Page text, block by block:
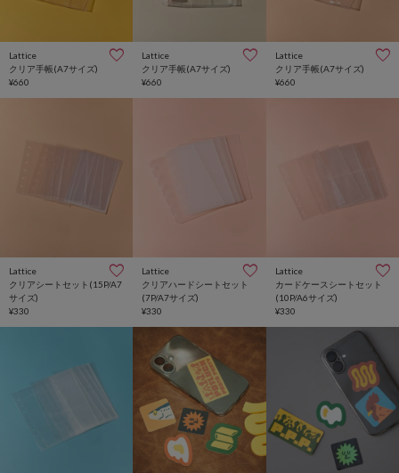
Lattice
クリア手帳(A7サイズ)
¥660
Lattice
クリア手帳(A7サイズ)
¥660
Lattice
クリア手帳(A7サイズ)
¥660
Lattice
クリアシートセット(15P/A7
サイズ)
¥330
Lattice
クリアハードシートセット
(7P/A7サイズ)
¥330
Lattice
カードケースシートセット
(10P/A6サイズ)
¥330